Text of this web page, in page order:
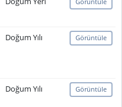
Doğum Yılı Görüntüle
Doğum Yılı Görüntüle